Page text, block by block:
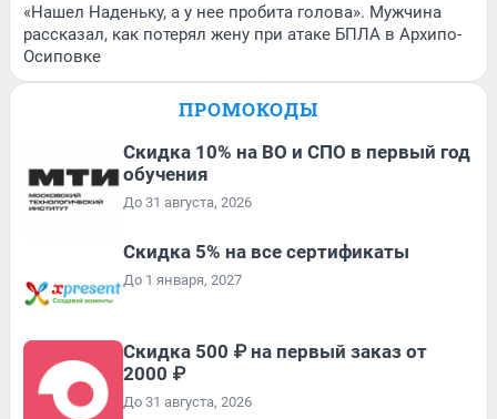
«Нашел Наденьку, а у нее пробита голова». Мужчина
рассказал, как потерял жену при атаке БПЛА в Архипо-
Осиповке
ПРОМОКОДЫ
Скидка 10% на ВО и СПО в первый год
обучения
До 31 августа, 2026
Скидка 5% на все сертификаты
До 1 января, 2027
Скидка 500 ₽ на первый заказ от
2000 ₽
До 31 августа, 2026